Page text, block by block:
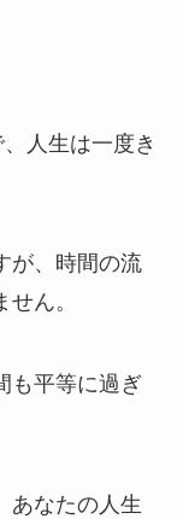
人生は一度き
が、時間の流
ん。
も平等に過ぎ
あなたの人生